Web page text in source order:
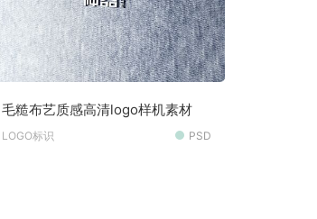
毛糙布艺质感高清logo样机素材
LOGO标识 PSD